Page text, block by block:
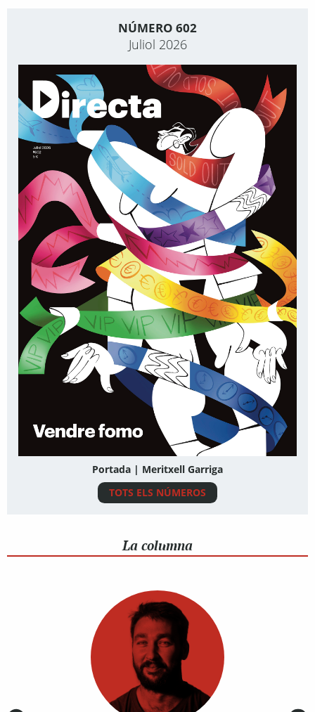
NÚMERO 602
Juliol 2026
Portada | Meritxell Garriga
TOTS ELS NÚMEROS
La columna